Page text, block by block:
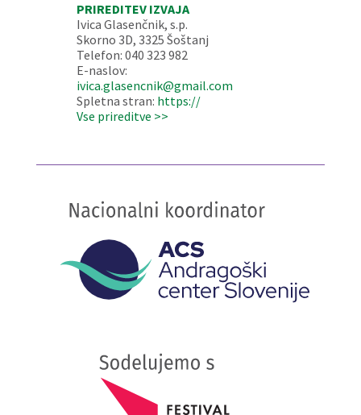
PRIREDITEV IZVAJA
Ivica Glasenčnik, s.p.
Skorno 3D, 3325 Šoštanj
Telefon: 040 323 982
E-naslov:
ivica.glasencnik@gmail.com
Spletna stran: https://
Vse prireditve >>